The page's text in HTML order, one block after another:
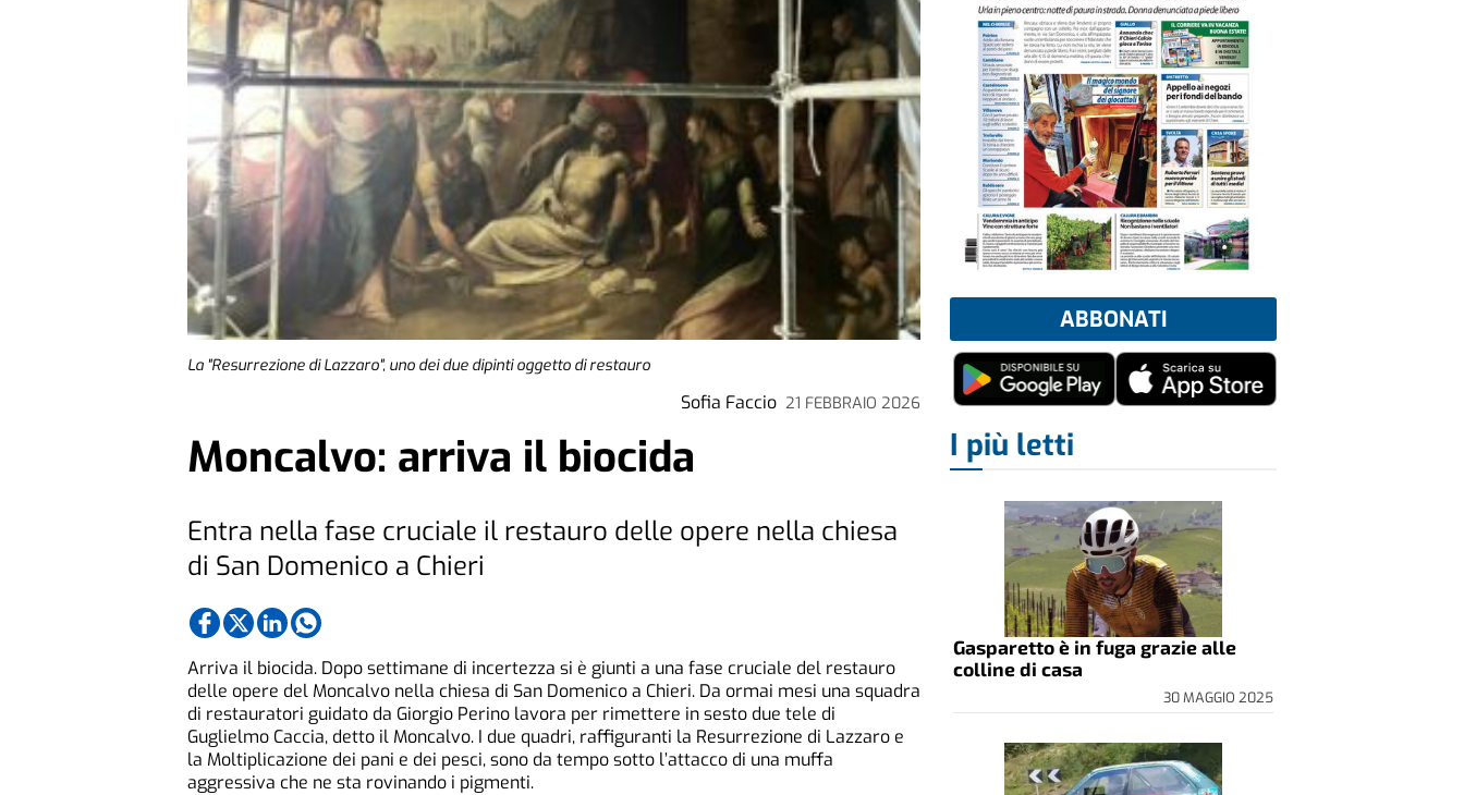
La "Resurrezione di Lazzaro", uno dei due dipinti oggetto di restauro
Sofia Faccio 21 FEBBRAIO 2026
Moncalvo: arriva il biocida
Entra nella fase cruciale il restauro delle opere nella chiesa
di San Domenico a Chieri
Arriva il biocida. Dopo settimane di incertezza si è giunti a una fase cruciale del restauro
delle opere del Moncalvo nella chiesa di San Domenico a Chieri. Da ormai mesi una squadra
di restauratori guidato da Giorgio Perino lavora per rimettere in sesto due tele di
Guglielmo Caccia, detto il Moncalvo. I due quadri, raffiguranti la Resurrezione di Lazzaro e
la Moltiplicazione dei pani e dei pesci, sono da tempo sotto l’attacco di una muffa
aggressiva che ne sta rovinando i pigmenti.
ABBONATI
I più letti
Gasparetto è in fuga grazie alle
colline di casa
30 MAGGIO 2025